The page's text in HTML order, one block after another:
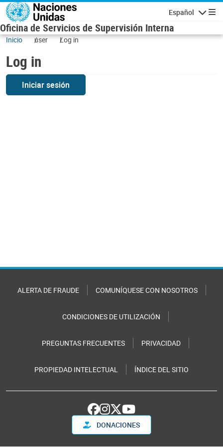
Skip to main content
Español
Oficina de Servicios de Supervisión Interna
Inicio user Log in
Log in
Iniciar sesión
ALERTA DE FRAUDE COMUNÍQUESE CON NOSOTROS
CONDICIONES DE UTILIZACIÓN
PREGUNTAS FRECUENTES PRIVACIDAD
PROPIEDAD INTELECTUAL ÍNDICE DEL SITIO
DONACIONES